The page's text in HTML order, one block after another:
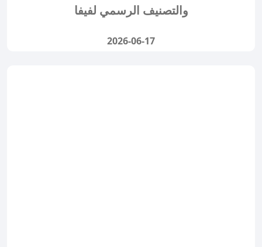
والتصنيف الرسمي لفيفا
2026-06-17